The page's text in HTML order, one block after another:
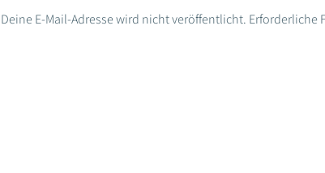
Deine E-Mail-Adresse wird nicht veröffentlicht. Erforderliche